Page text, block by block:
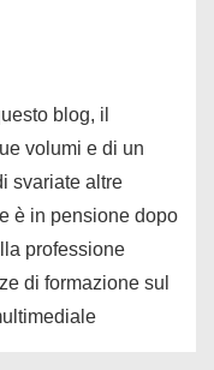
blog, il
volumi e di un
svariate altre
è in pensione dopo
professione
di formazione sul